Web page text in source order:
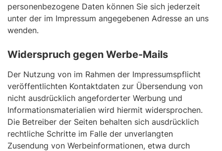
personenbezogene Daten können Sie sich jederzeit
unter der im Impressum angegebenen Adresse an uns
wenden.
Widerspruch gegen Werbe-Mails
Der Nutzung von im Rahmen der Impressumspflicht
veröffentlichten Kontaktdaten zur Übersendung von
nicht ausdrücklich angeforderter Werbung und
Informationsmaterialien wird hiermit widersprochen.
Die Betreiber der Seiten behalten sich ausdrücklich
rechtliche Schritte im Falle der unverlangten
Zusendung von Werbeinformationen, etwa durch